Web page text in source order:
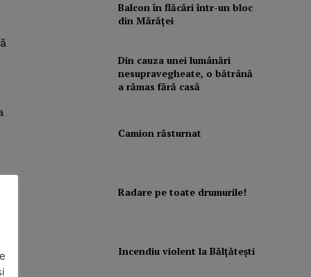
Balcon în flăcări într-un bloc
din Mărăţei
Din cauza unei lumânări
nesupravegheate, o bătrână
a rămas fără casă
Camion răsturnat
Radare pe toate drumurile!
Incendiu violent la Bălţăteşti